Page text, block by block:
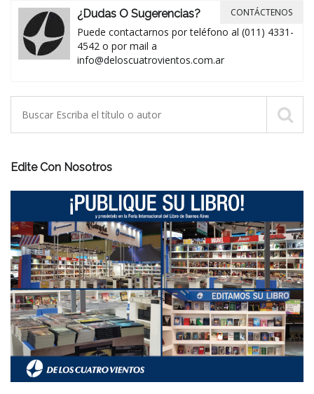
¿Dudas O Sugerencias?
Puede contactarnos por teléfono al (011) 4331-
4542 o por mail a
info@deloscuatrovientos.com.ar
CONTÁCTENOS
Edite Con Nosotros